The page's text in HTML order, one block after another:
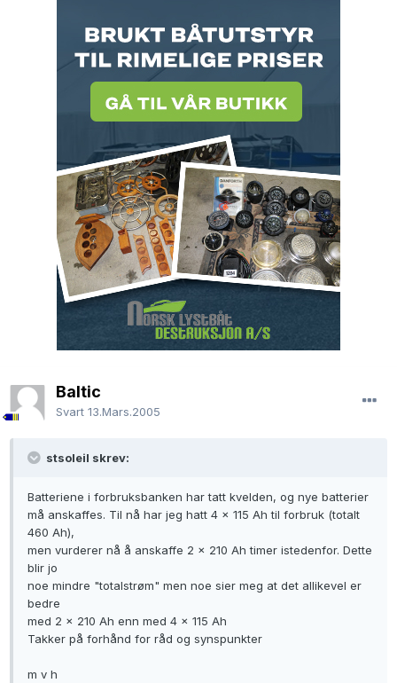
Baltic
Svart 13.Mars.2005
stsoleil skrev:
Batteriene i forbruksbanken har tatt kvelden, og nye batterier
må anskaffes. Til nå har jeg hatt 4 x 115 Ah til forbruk (totalt
460 Ah),
men vurderer nå å anskaffe 2 x 210 Ah timer istedenfor. Dette
blir jo
noe mindre "totalstrøm" men noe sier meg at det allikevel er
bedre
med 2 x 210 Ah enn med 4 x 115 Ah
Takker på forhånd for råd og synspunkter
m v h